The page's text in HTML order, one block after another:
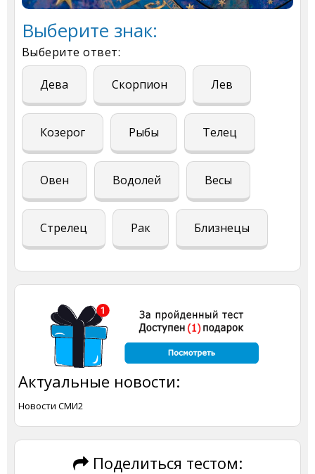
Выберите знак:
Выберите ответ:
Дева Скорпион Лев
Козерог Рыбы Телец
Овен Водолей Весы
Стрелец Рак Близнецы
Актуальные новости:
Новости СМИ2
Поделиться тестом: